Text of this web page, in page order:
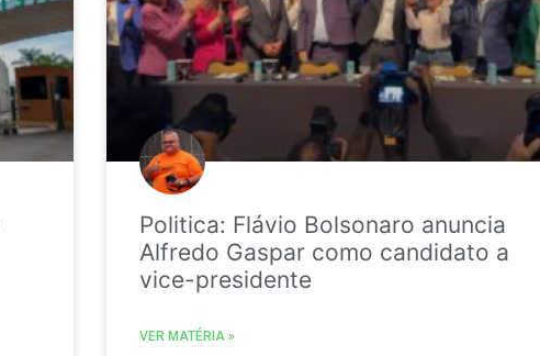
Politica: Flávio Bolsonaro anuncia
Alfredo Gaspar como candidato a
vice-presidente
VER MATÉRIA »